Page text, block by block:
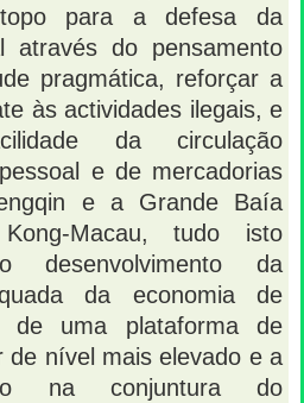
para a defesa da
através do pensamento
pragmática, reforçar a
às actividades ilegais, e
da circulação
e de mercadorias
e a Grande Baía
Kong-Macau, tudo isto
desenvolvimento da
da economia de
de uma plataforma de
de nível mais elevado e a
na conjuntura do